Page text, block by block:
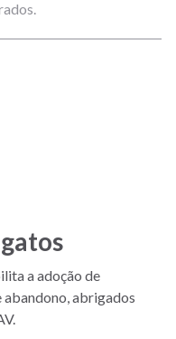
a adoção de
abandono, abrigados